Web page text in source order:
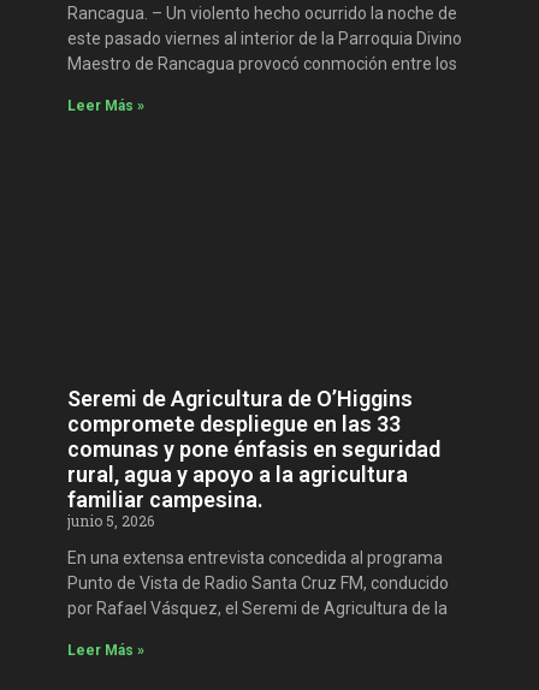
Rancagua. – Un violento hecho ocurrido la noche de
este pasado viernes al interior de la Parroquia Divino
Maestro de Rancagua provocó conmoción entre los
Leer Más »
Seremi de Agricultura de O’Higgins
compromete despliegue en las 33
comunas y pone énfasis en seguridad
rural, agua y apoyo a la agricultura
familiar campesina.
junio 5, 2026
En una extensa entrevista concedida al programa
Punto de Vista de Radio Santa Cruz FM, conducido
por Rafael Vásquez, el Seremi de Agricultura de la
Leer Más »